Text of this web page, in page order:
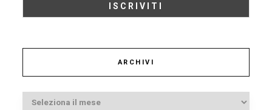
ARCHIVI
Archivi